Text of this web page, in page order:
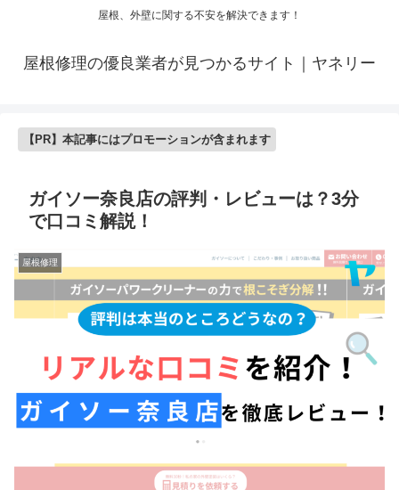
屋根、外壁に関する不安を解決できます！
屋根修理の優良業者が見つかるサイト｜ヤネリー
【PR】本記事にはプロモーションが含まれます
ガイソー奈良店の評判・レビューは？3分
で口コミ解説！
屋根修理